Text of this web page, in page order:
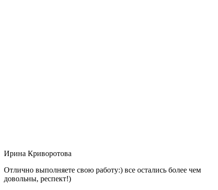
Ирина Криворотова
Отлично выполняете свою работу:) все остались более чем
довольны, респект!)